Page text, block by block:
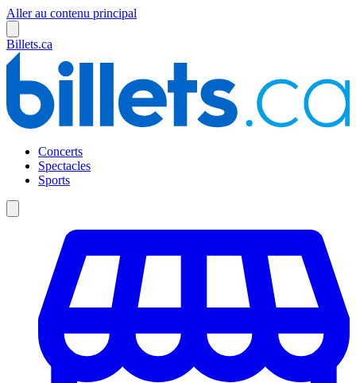
Aller au contenu principal
Billets.ca
Concerts
Spectacles
Sports